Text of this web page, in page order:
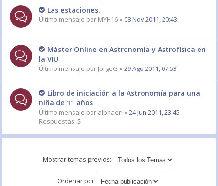
Las estaciones.
Último mensaje por MYH16 « 08 Nov 2011, 20:43
Máster Online en Astronomía y Astrofísica en
la VIU
Último mensaje por JorgeG « 29 Ago 2011, 07:53
Libro de iniciación a la Astronomía para una
niña de 11 años
Último mensaje por alphaeri « 24 Jun 2011, 23:45
Respuestas: 5
Mostrar temas previos:
Ordenar por